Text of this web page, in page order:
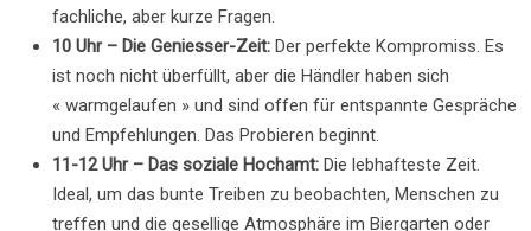
fachliche, aber kurze Fragen.
10 Uhr – Die Geniesser-Zeit: Der perfekte Kompromiss. Es
ist noch nicht überfüllt, aber die Händler haben sich
« warmgelaufen » und sind offen für entspannte Gespräche
und Empfehlungen. Das Probieren beginnt.
11-12 Uhr – Das soziale Hochamt: Die lebhafteste Zeit.
Ideal, um das bunte Treiben zu beobachten, Menschen zu
treffen und die gesellige Atmosphäre im Biergarten oder